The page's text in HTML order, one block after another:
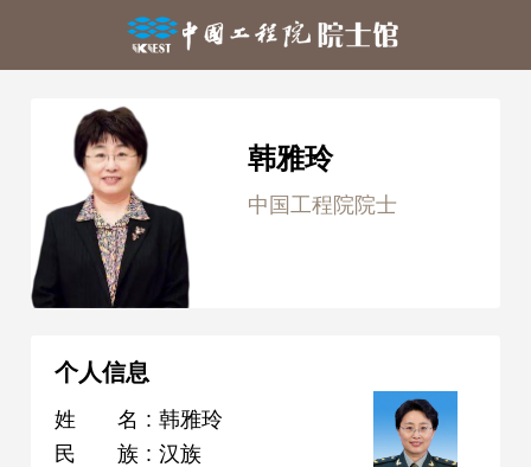
韩雅玲
中国工程院院士
个人信息
姓名 : 韩雅玲
民族 : 汉族